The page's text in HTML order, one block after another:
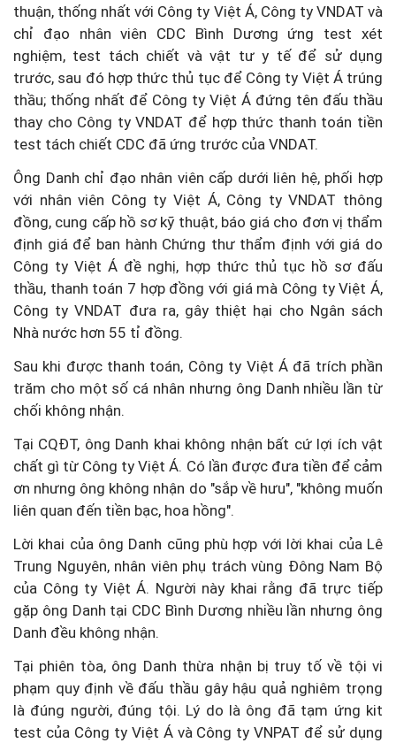
thuận, thống nhất với Công ty Việt Á, Công ty VNDAT và
chỉ đạo nhân viên CDC Bình Dương ứng test xét
nghiệm, test tách chiết và vật tư y tế để sử dụng
trước, sau đó hợp thức thủ tục để Công ty Việt Á trúng
thầu; thống nhất để Công ty Việt Á đứng tên đấu thầu
thay cho Công ty VNDAT để hợp thức thanh toán tiền
test tách chiết CDC đã ứng trước của VNDAT.
Ông Danh chỉ đạo nhân viên cấp dưới liên hệ, phối hợp
với nhân viên Công ty Việt Á, Công ty VNDAT thông
đồng, cung cấp hồ sơ kỹ thuật, báo giá cho đơn vị thẩm
định giá để ban hành Chứng thư thẩm định với giá do
Công ty Việt Á đề nghị, hợp thức thủ tục hồ sơ đấu
thầu, thanh toán 7 hợp đồng với giá mà Công ty Việt Á,
Công ty VNDAT đưa ra, gây thiệt hại cho Ngân sách
Nhà nước hơn 55 tỉ đồng.
Sau khi được thanh toán, Công ty Việt Á đã trích phần
trăm cho một số cá nhân nhưng ông Danh nhiều lần từ
chối không nhận.
Tại CQĐT, ông Danh khai không nhận bất cứ lợi ích vật
chất gì từ Công ty Việt Á. Có lần được đưa tiền để cảm
ơn nhưng ông không nhận do "sắp về hưu", "không muốn
liên quan đến tiền bạc, hoa hồng".
Lời khai của ông Danh cũng phù hợp với lời khai của Lê
Trung Nguyên, nhân viên phụ trách vùng Đông Nam Bộ
của Công ty Việt Á. Người này khai rằng đã trực tiếp
gặp ông Danh tại CDC Bình Dương nhiều lần nhưng ông
Danh đều không nhận.
Tại phiên tòa, ông Danh thừa nhận bị truy tố về tội vi
phạm quy định về đấu thầu gây hậu quả nghiêm trọng
là đúng người, đúng tội. Lý do là ông đã tạm ứng kit
test của Công ty Việt Á và Công ty VNPAT để sử dụng